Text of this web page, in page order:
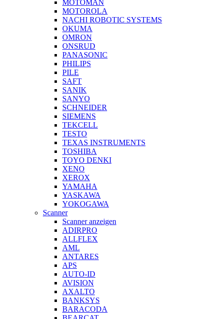
MOTOMAN
MOTOROLA
NACHI ROBOTIC SYSTEMS
OKUMA
OMRON
ONSRUD
PANASONIC
PHILIPS
PILE
SAFT
SANIK
SANYO
SCHNEIDER
SIEMENS
TEKCELL
TESTO
TEXAS INSTRUMENTS
TOSHIBA
TOYO DENKI
XENO
XEROX
YAMAHA
YASKAWA
YOKOGAWA
Scanner
Scanner anzeigen
ADIRPRO
ALLFLEX
AML
ANTARES
APS
AUTO-ID
AVISION
AXALTO
BANKSYS
BARACODA